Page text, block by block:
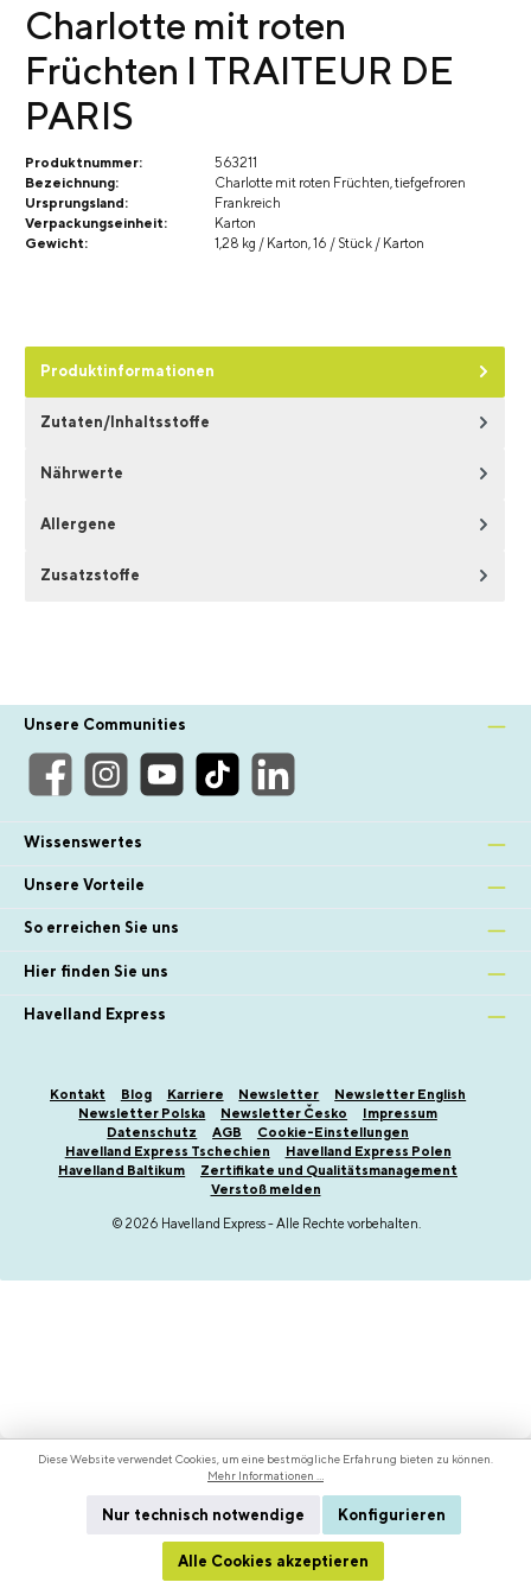
Charlotte mit roten
Früchten I TRAITEUR DE
PARIS
Produktnummer:
563211
Bezeichnung:
Charlotte mit roten Früchten, tiefgefroren
Ursprungsland:
Frankreich
Verpackungseinheit:
Karton
Gewicht:
1,28 kg / Karton, 16 / Stück / Karton
Produktinformationen
Zutaten/Inhaltsstoffe
Nährwerte
Allergene
Zusatzstoffe
Unsere Communities
Wissenswertes
Unsere Vorteile
So erreichen Sie uns
Hier finden Sie uns
Havelland Express
Kontakt Blog Karriere Newsletter
Newsletter English
Newsletter Polska
Newsletter Česko
Impressum
Datenschutz
AGB
Cookie-Einstellungen
Havelland Express Tschechien
Havelland Express Polen
Havelland Baltikum
Zertifikate und Qualitätsmanagement
Verstoß melden
© 2026 Havelland Express - Alle Rechte vorbehalten.
Diese Website verwendet Cookies, um eine bestmögliche Erfahrung bieten zu können.
Mehr Informationen ...
Nur technisch notwendige Konfigurieren
Alle Cookies akzeptieren